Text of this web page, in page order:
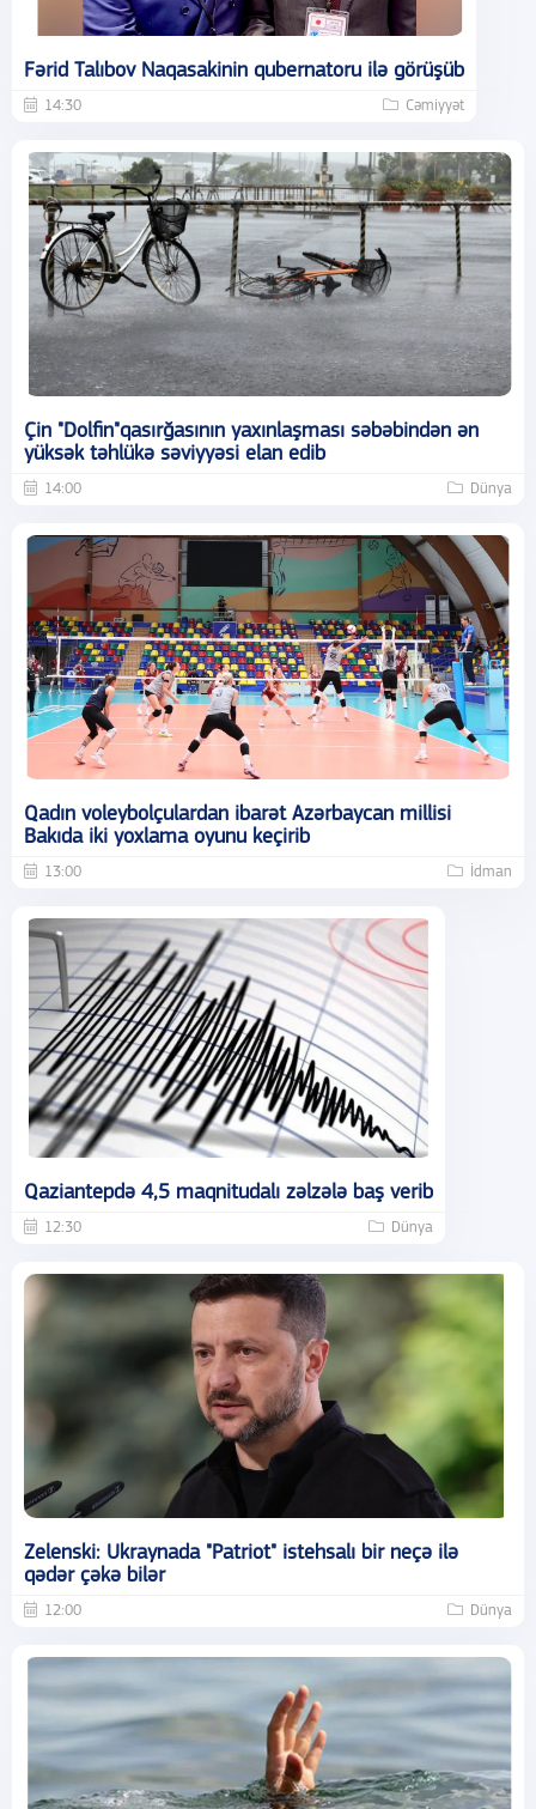
Fərid Talıbov Naqasakinin qubernatoru ilə görüşüb
14:30 Cəmiyyət
Çin "Dolfin"qasırğasının yaxınlaşması səbəbindən ən
yüksək təhlükə səviyyəsi elan edib
14:00 Dünya
Qadın voleybolçulardan ibarət Azərbaycan millisi
Bakıda iki yoxlama oyunu keçirib
13:00 İdman
Qaziantepdə 4,5 maqnitudalı zəlzələ baş verib
12:30 Dünya
Zelenski: Ukraynada "Patriot" istehsalı bir neçə ilə
qədər çəkə bilər
12:00 Dünya